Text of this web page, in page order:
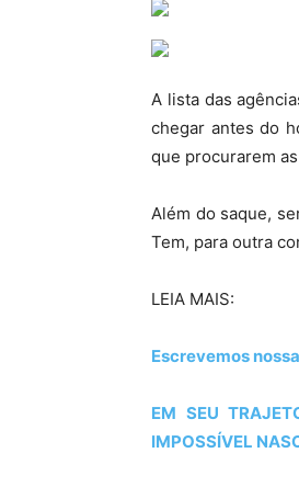
A lista das
chegar antes do
que procurarem
Além do saque,
Tem, para outra
LEIA MAIS:
Escrevemos
EM SEU
IMPOSSÍVEL